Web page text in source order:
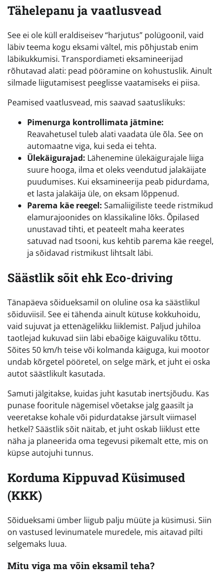
Tähelepanu ja vaatlusvead
See ei ole küll eraldiseisev “harjutus” polügoonil, vaid
läbiv teema kogu eksami vältel, mis põhjustab enim
läbikukkumisi. Transpordiameti eksamineerijad
rõhutavad alati: pead pööramine on kohustuslik. Ainult
silmade liigutamisest peeglisse vaatamiseks ei piisa.
Peamised vaatlusvead, mis saavad saatuslikuks:
Pimenurga kontrollimata jätmine:
Reavahetusel tuleb alati vaadata üle õla. See on
automaatne viga, kui seda ei tehta.
Ülekäigurajad: Lähenemine ülekäigurajale liiga
suure hooga, ilma et oleks veendutud jalakäijate
puudumises. Kui eksamineerija peab pidurdama,
et lasta jalakäija üle, on eksam lõppenud.
Parema käe reegel: Samaliigiliste teede ristmikud
elamurajoonides on klassikaline lõks. Õpilased
unustavad tihti, et peateelt maha keerates
satuvad nad tsooni, kus kehtib parema käe reegel,
ja sõidavad ristmikust lihtsalt läbi.
Säästlik sõit ehk Eco-driving
Tänapäeva sõidueksamil on oluline osa ka säästlikul
sõiduviisil. See ei tähenda ainult kütuse kokkuhoidu,
vaid sujuvat ja ettenägelikku liiklemist. Paljud juhiloa
taotlejad kukuvad siin läbi ebaõige käiguvaliku tõttu.
Sõites 50 km/h teise või kolmanda käiguga, kui mootor
undab kõrgetel pööretel, on selge märk, et juht ei oska
autot säästlikult kasutada.
Samuti jälgitakse, kuidas juht kasutab inertsjõudu. Kas
punase fooritule nägemisel võetakse jalg gaasilt ja
veeretakse kohale või pidurdatakse järsult viimasel
hetkel? Säästlik sõit näitab, et juht oskab liiklust ette
näha ja planeerida oma tegevusi pikemalt ette, mis on
küpse autojuhi tunnus.
Korduma Kippuvad Küsimused
(KKK)
Sõidueksami ümber liigub palju müüte ja küsimusi. Siin
on vastused levinumatele muredele, mis aitavad pilti
selgemaks luua.
Mitu viga ma võin eksamil teha?